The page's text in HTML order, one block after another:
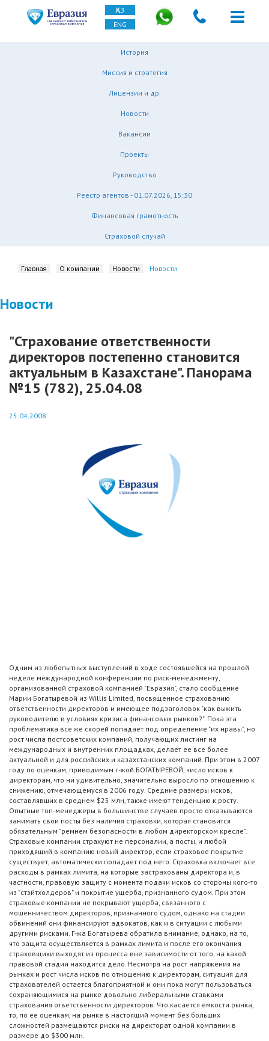
ҚАЗ
ENG
История
Миссия и стратегия
Лицензии и др.
Новости
Вакансии
Проекты
Руководство
Реестр агентов - 01.07.2026, 15:30
Финансовая грамотность
Страховой случай
Главная О компании Новости Новости
Новости
"Страхование ответственности
директоров постепенно становится
актуальным в Казахстане". Панорама
№15 (782), 25.04.08
25.04.2008
Одним из любопытных выступлений в ходе состоявшейся на прошлой
неделе международной конференции по риск-менеджменту,
организованной страховой компанией "Евразия", стало сообщение
Марии Богатыревой из Willis Limited, посвященное страхованию
ответственности директоров и имеющее подзаголовок "как выжить
руководителю в условиях кризиса финансовых рынков?". Пока эта
проблематика все же скорей попадает под определение "их нравы", но
рост числа постсоветских компаний, получающих листинг на
международных и внутренних площадках, делает ее все более
актуальной и для российских и казахстанских компаний. При этом в 2007
году по оценкам, приводимым г-жой БОГАТЫРЕВОЙ, число исков к
директорам, что ни удивительно, значительно выросло по отношению к
снижению, отмечающемуся в 2006 году. Средние размеры исков,
составлявших в среднем $25 млн, также имеют тенденцию к росту.
Опытные топ-менеджеры в большинстве случаев просто отказываются
занимать свои посты без наличия страховки, которая становится
обязательным "ремнем безопасности в любом директорском кресле".
Страховые компании страхуют не персоналии, а посты, и любой
приходящий в компанию новый директор, если страховое покрытие
существует, автоматически попадает под него. Страховка включает все
расходы в рамках лимита, на которые застрахованы директора и, в
частности, правовую защиту с момента подачи исков со стороны кого-то
из "стэйтхолдеров" и покрытие ущерба, признанного судом. При этом
страховые компании не покрывают ущерба, связанного с
мошенничеством директоров, признанного судом, однако на стадии
обвинений они финансируют адвокатов, как и в ситуации с любыми
другими рисками. Г-жа Богатырева обратила внимание, однако, на то,
что защита осуществляется в рамках лимита и после его окончания
страховщики выходят из процесса вне зависимости от того, на какой
правовой стадии находится дело. Несмотря на рост напряжения на
рынках и рост числа исков по отношению к директорам, ситуация для
страхователей остается благоприятной и они пока могут пользоваться
сохраняющимися на рынке довольно либеральными ставками
страхования ответственности директоров. Что касается емкости рынка,
то, по ее оценкам, на рынке в настоящий момент без больших
сложностей размещаются риски на директорат одной компании в
размере до $300 млн.